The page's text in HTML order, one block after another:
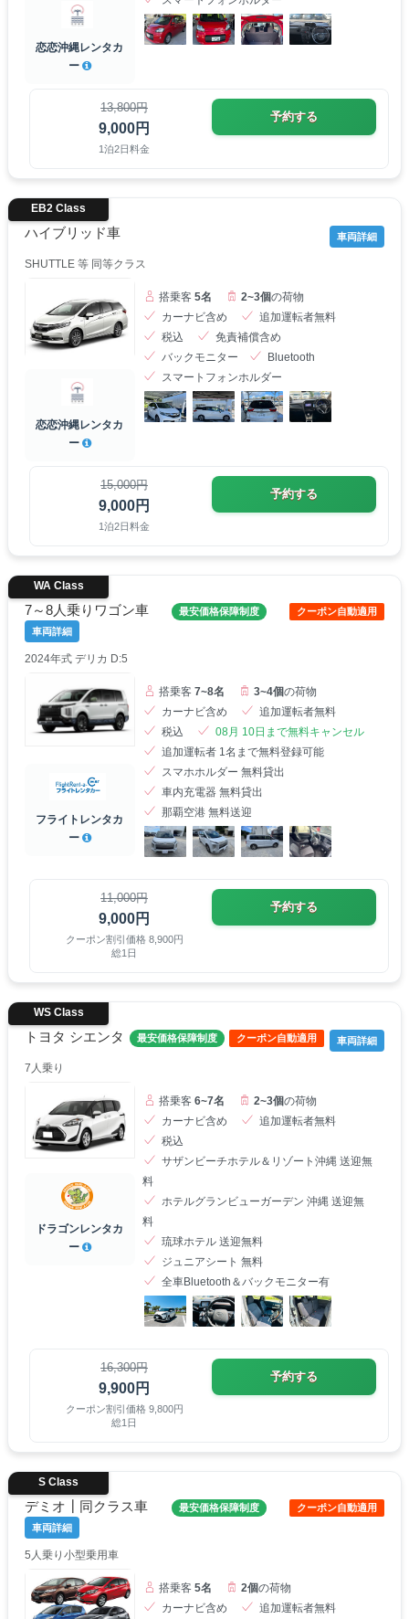
恋恋沖縄レンタカ
ー
13,800円
9,000円
1泊2日料金
予約する
ハイブリッド車 車両詳細
EB2 Class
SHUTTLE 等 同等クラス
恋恋沖縄レンタカ
ー
搭乗客5名 2~3個の荷物
カーナビ含め
追加運転者無料
税込
免責補償含め
バックモニター
Bluetooth
スマートフォンホルダー
15,000円
9,000円
1泊2日料金
予約する
7～8人乗りワゴン車 最安価格保障制度
クーポン自動適用
車両詳細
WA Class
2024年式 デリカ D:5
フライトレンタカ
ー
搭乗客7~8名 3~4個の荷物
カーナビ含め
追加運転者無料
税込
08月 10日まで無料キャンセル
追加運転者 1名まで無料登録可能
スマホホルダー 無料貸出
車内充電器 無料貸出
那覇空港 無料送迎
11,000円
9,000円
クーポン割引価格 8,900円
総1日
予約する
トヨタ シエンタ 最安価格保障制度 クーポン自動適用 車両詳細
WS Class
7人乗り
ドラゴンレンタカ
ー
搭乗客6~7名 2~3個の荷物
カーナビ含め
追加運転者無料
税込
サザンビーチホテル＆リゾート沖縄 送迎無
料
ホテルグランビューガーデン 沖縄 送迎無
料
琉球ホテル 送迎無料
ジュニアシート 無料
全車Bluetooth＆バックモニター有
16,300円
9,900円
クーポン割引価格 9,800円
総1日
予約する
デミオ┃同クラス車 最安価格保障制度
クーポン自動適用
車両詳細
S Class
5人乗り小型乗用車
搭乗客5名 2個の荷物
カーナビ含め
追加運転者無料